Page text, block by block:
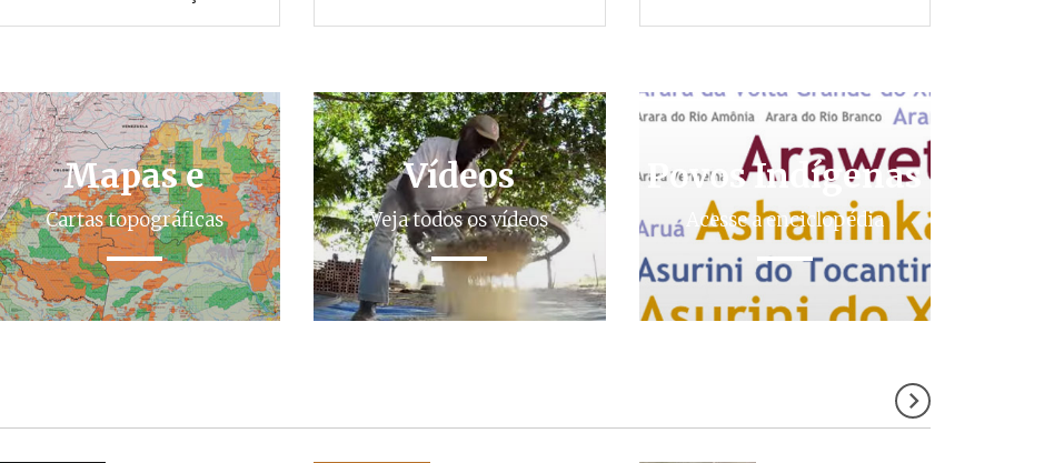
Mapas e
Cartas topográficas
Vídeos
Veja todos os vídeos
Povos Indígenas
Acesse a enciclopédia